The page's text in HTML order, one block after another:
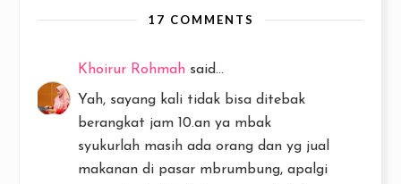
17 COMMENTS
Khoirur Rohmah said...
Yah, sayang kali tidak bisa ditebak
berangkat jam 10.an ya mbak
syukurlah masih ada orang dan yg jual
makanan di pasar mbrumbung, apalgi